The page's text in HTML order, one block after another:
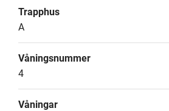
Trapphus
A
Våningsnummer
4
Våningar